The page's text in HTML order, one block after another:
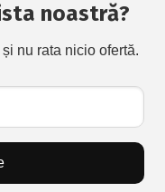
noastră?
nu rata nicio ofertă.